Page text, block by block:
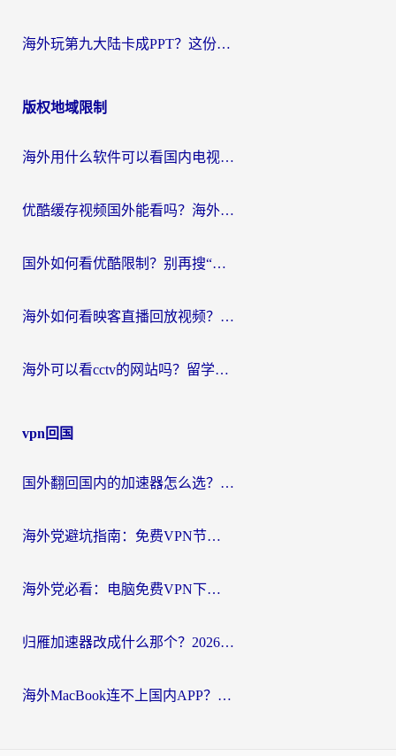
海外玩第九大陆卡成PPT？这份网络加速指南帮你丝滑上分
版权地域限制
海外用什么软件可以看国内电视？留学生亲测有效的追剧自由指南
优酷缓存视频国外能看吗？海外党追剧看片的终极解决方案来了
国外如何看优酷限制？别再搜“在日本哪个软件可以看中国电视剧”，这篇教你搞定
海外如何看映客直播回放视频？这份攻略帮你搞定（附腾讯优酷观看技巧）
海外可以看cctv的网站吗？留学生亲测有效的回国追剧方案
vpn回国
国外翻回国内的加速器怎么选？海外党亲测实用指南，告别地域限制
海外党避坑指南：免费VPN节点真的靠谱吗？教你选对回国加速器无缝访问国内资源
海外党必看：电脑免费VPN下载指南+回国加速器选择全攻略，告别地区限制
归雁加速器改成什么那个？2026海外党回国加速全攻略：告别地区限制，轻松刷剧玩游戏
海外MacBook连不上国内APP？选对回国VPN，告别地区限制的烦恼